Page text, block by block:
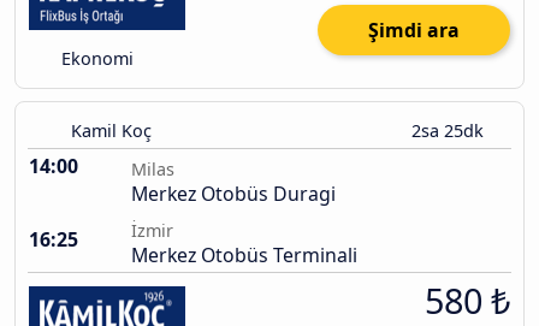
Ekonomi
Şimdi ara
Kamil Koç 2sa 25dk
14:00 Milas
Merkez Otobüs Duragi
16:25
İzmir
Merkez Otobüs Terminali
580 ₺